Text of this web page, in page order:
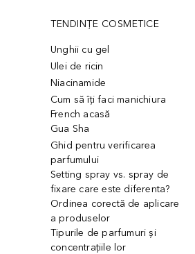
TENDINȚE COSMETICE
Unghii cu gel
Ulei de ricin
Niacinamide
Cum să îți faci manichiura
French acasă
Gua Sha
Ghid pentru verificarea
parfumului
Setting spray vs. spray de
fixare care este diferenta?
Ordinea corectă de aplicare
a produselor
Tipurile de parfumuri și
concentrațiile lor